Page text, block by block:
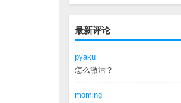
最新评论
pyaku
怎么激活？
moming